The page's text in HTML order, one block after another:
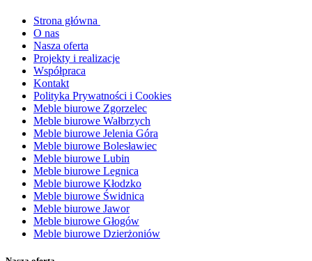
Strona główna
O nas
Nasza oferta
Projekty i realizacje
Współpraca
Kontakt
Polityka Prywatności i Cookies
Meble biurowe Zgorzelec
Meble biurowe Wałbrzych
Meble biurowe Jelenia Góra
Meble biurowe Bolesławiec
Meble biurowe Lubin
Meble biurowe Legnica
Meble biurowe Kłodzko
Meble biurowe Świdnica
Meble biurowe Jawor
Meble biurowe Głogów
Meble biurowe Dzierżoniów